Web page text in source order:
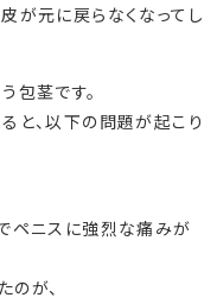
が元に戻らなくなってし
包茎です。
と、以下の問題が起こり
ペニスに強烈な痛みが
が、